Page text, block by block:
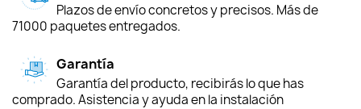
Plazos de envío concretos y precisos. Más de
71000 paquetes entregados.
Garantía
Garantía del producto, recibirás lo que has
comprado. Asistencia y ayuda en la instalación